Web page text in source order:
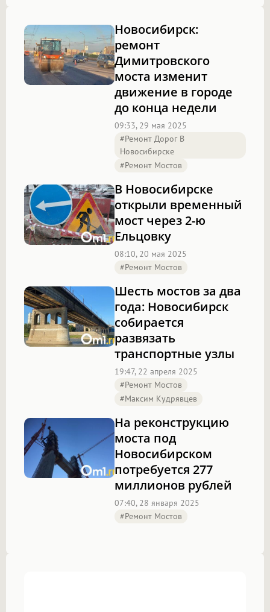
Новосибирск:
ремонт
Димитровского
моста изменит
движение в городе
до конца недели
09:33, 29 мая 2025
#Ремонт Дорог В
Новосибирске
#Ремонт Мостов
В Новосибирске
открыли временный
мост через 2-ю
Ельцовку
08:10, 20 мая 2025
#Ремонт Мостов
Шесть мостов за два
года: Новосибирск
собирается
развязать
транспортные узлы
19:47, 22 апреля 2025
#Ремонт Мостов
#Максим Кудрявцев
На реконструкцию
моста под
Новосибирском
потребуется 277
миллионов рублей
07:40, 28 января 2025
#Ремонт Мостов